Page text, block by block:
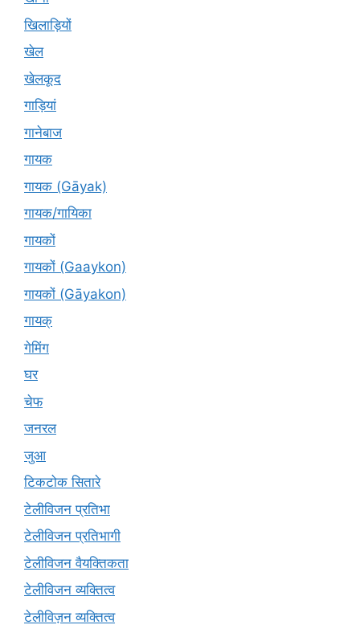
खिलाड़ियों
खेल
खेलकूद
गाड़ियां
गानेबाज
गायक
गायक (Gāyak)
गायक/गायिका
गायकों
गायकों (Gaaykon)
गायकों (Gāyakon)
गायक्
गेमिंग
घर
चेफ
जनरल
जुआ
टिकटोक सितारे
टेलीविजन प्रतिभा
टेलीविजन प्रतिभागी
टेलीविजन वैयक्तिकता
टेलीविजन व्यक्तित्व
टेलीविज़न व्यक्तित्व